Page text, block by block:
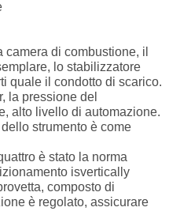
di combustione, il
lo stabilizzatore
quale il condotto di scarico.
la pressione del
alto livello di automazione.
strumento è come
è stato la norma
isvertically
composto di
è regolato, assicurare